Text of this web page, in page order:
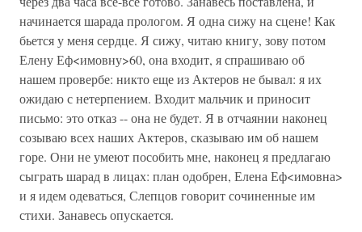
начинается шарада прологом. Я одна сижу на сцене! Как
бьется у меня сердце. Я сижу, читаю книгу, зову потом
Елену Еф<имовну>60, она входит, я спрашиваю об
нашем провербе: никто еще из Актеров не бывал: я их
ожидаю с нетерпением. Входит мальчик и приносит
письмо: это отказ -- она не будет. Я в отчаянии наконец
созываю всех наших Актеров, сказываю им об нашем
горе. Они не умеют пособить мне, наконец я предлагаю
сыграть шарад в лицах: план одобрен, Елена Еф<имовна>
и я идем одеваться, Слепцов говорит сочиненные им
стихи. Занавесь опускается.